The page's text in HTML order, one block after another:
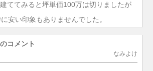
ててみると坪単価100万は切りましたが
安い印象もありませんでした。
コメント
なみよけ